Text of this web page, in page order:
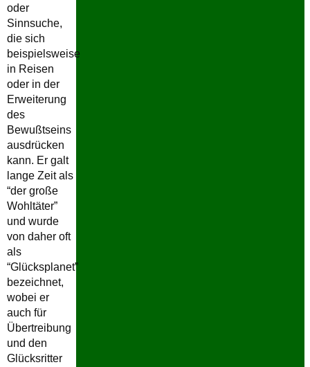
oder
Sinnsuche,
die sich
beispielsweise
in Reisen
oder in der
Erweiterung
des
Bewußtseins
ausdrücken
kann. Er galt
lange Zeit als
“der große
Wohltäter”
und wurde
von daher oft
als
“Glücksplanet”
bezeichnet,
wobei er
auch für
Übertreibung
und den
Glücksritter